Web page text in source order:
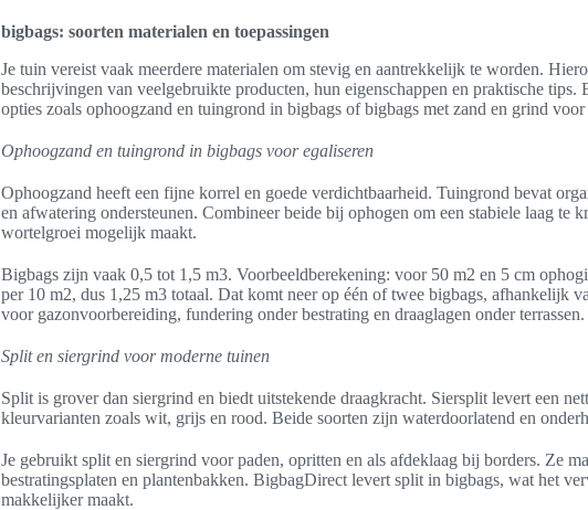
bigbags: soorten materialen en toepassingen
Je tuin vereist vaak meerdere materialen om stevig en aantrekkelijk te worden.
beschrijvingen van veelgebruikte producten, hun eigenschappen en praktische tips.
opties zoals ophoogzand en tuingrond in bigbags of bigbags met zand en grind voor
Ophoogzand en tuingrond in bigbags voor egaliseren
Ophoogzand heeft een fijne korrel en goede verdichtbaarheid. Tuingrond bevat
en afwatering ondersteunen. Combineer beide bij ophogen om een stabiele laag te
wortelgroei mogelijk maakt.
Bigbags zijn vaak 0,5 tot 1,5 m3. Voorbeeldberekening: voor 50 m2 en 5 cm
per 10 m2, dus 1,25 m3 totaal. Dat komt neer op één of twee bigbags, afhankelijk
voor gazonvoorbereiding, fundering onder bestrating en draaglagen onder terrassen.
Split en siergrind voor moderne tuinen
Split is grover dan siergrind en biedt uitstekende draagkracht. Siersplit levert een
kleurvarianten zoals wit, grijs en rood. Beide soorten zijn waterdoorlatend en
Je gebruikt split en siergrind voor paden, opritten en als afdeklaag bij borders. Ze
bestratingsplaten en plantenbakken. BigbagDirect levert split in bigbags, wat het
makkelijker maakt.